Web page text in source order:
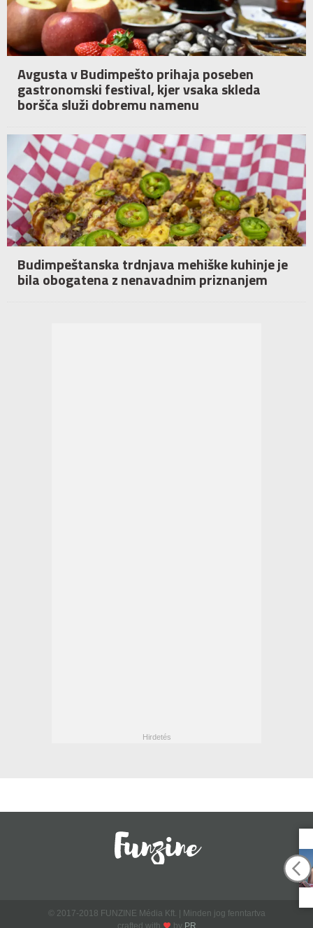
Avgusta v Budimpešto prihaja poseben
gastronomski festival, kjer vsaka skleda
boršča služi dobremu namenu
Budimpeštanska trdnjava mehiške kuhinje je
bila obogatena z nenavadnim priznanjem
© 2017-2018 FUNZINE Média Kft. | Minden jog fenntartva
crafted with
by PR